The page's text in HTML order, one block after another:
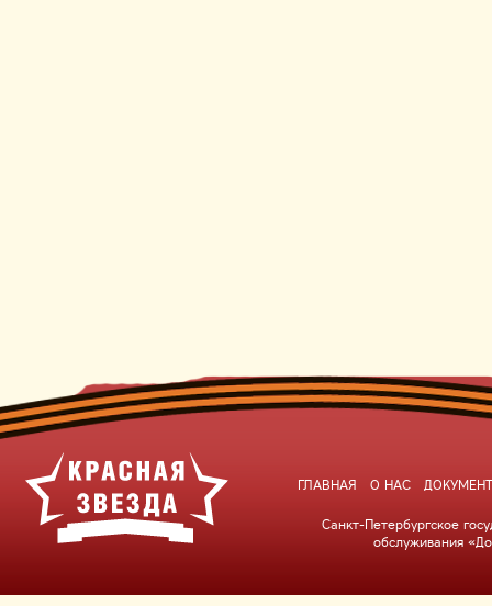
ГЛАВНАЯ О НАС
Санкт-Петербургское
обслуживания